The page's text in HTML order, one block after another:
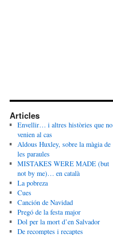
Articles
Envellir… i altres històries que no
venien al cas
Aldous Huxley, sobre la màgia de
les paraules
MISTAKES WERE MADE (but
not by me)… en català
La pobreza
Cues
Canción de Navidad
Pregó de la festa major
Dol per la mort d’en Salvador
De recomptes i recaptes